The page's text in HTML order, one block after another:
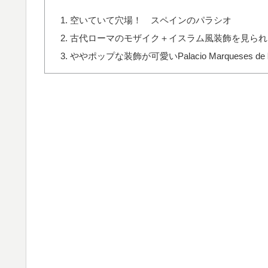
空いていて穴場！ スペインのパラシオ
古代ローマのモザイク＋イスラム風装飾を見ら
ややポップな装飾が可愛いPalacio Marqueses de